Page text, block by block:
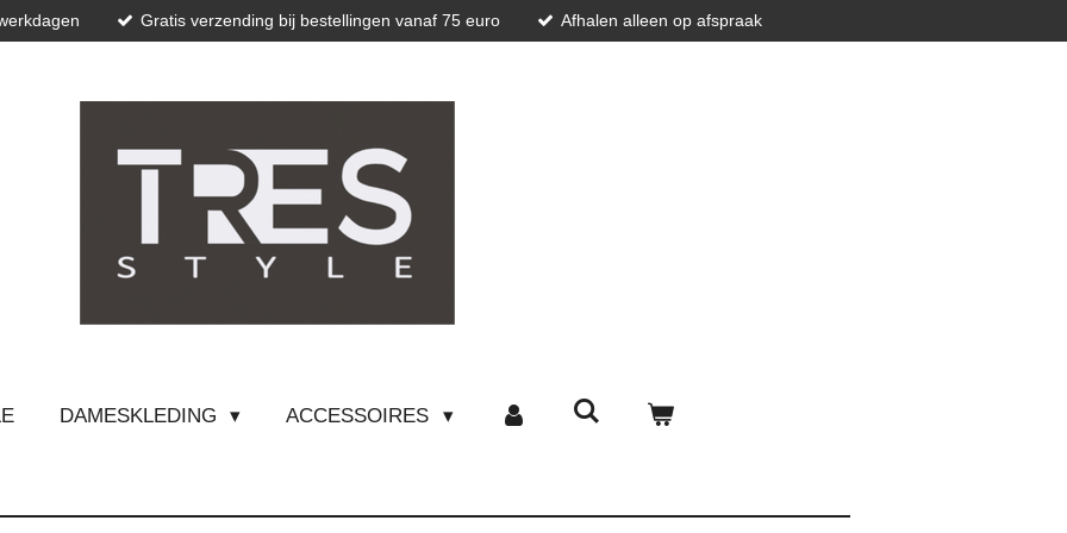
Gratis verzending bij bestellingen vanaf 75 euro Afhalen alleen op afspraak
DAMESKLEDING ACCESSOIRES